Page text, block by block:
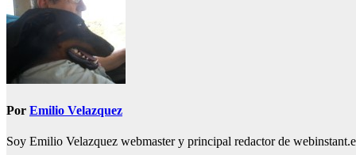
Por Emilio Velazquez
Soy Emilio Velazquez webmaster y principal redactor de